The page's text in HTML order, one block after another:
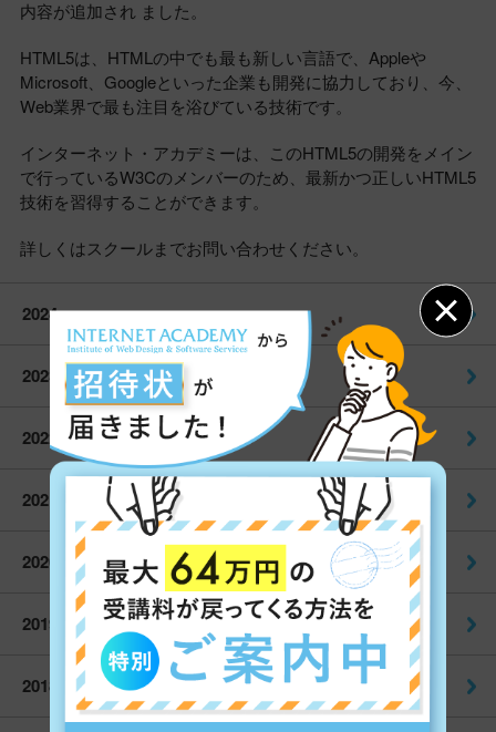
内容が追加され ました。
HTML5は、HTMLの中でも最も新しい言語で、Appleや
Microsoft、Googleといった企業も開発に協力しており、今、
Web業界で最も注目を浴びている技術です。
インターネット・アカデミーは、このHTML5の開発をメイン
で行っているW3Cのメンバーのため、最新かつ正しいHTML5
技術を習得することができます。
詳しくはスクールまでお問い合わせください。
2024
2023
2022
2021
2020
2019
2018